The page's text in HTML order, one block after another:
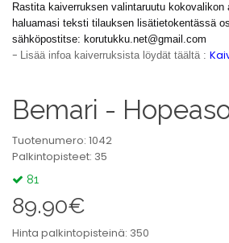
Rastita kaiverruksen valintaruutu kokovalikon
haluamasi teksti tilauksen lisätietokentässä
sähköpostitse: korutukku.net@gmail.com
- Lisää infoa kaiverruksista löydät täältä :
Bemari -
Tuotenumero: 1042
Palkintopisteet: 35
81
89.90€
Hinta palkintopisteinä: 350